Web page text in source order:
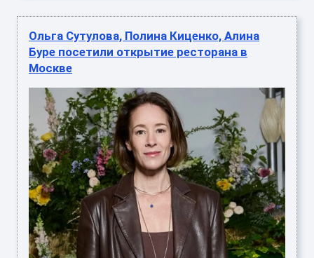
Ольга Сутулова, Полина Киценко, Алина
Буре посетили открытие ресторана в
Москве